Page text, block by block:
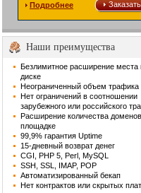
Подробнее Заказать
Наши преимущества
Безлимитное расширение места
диске
Неограниченный объем трафика
Нет ограничений в соотношении
зарубежного или российского
Расширение количества
площадке
99,9% гарантия Uptime
15-дневный возврат денег
CGI, PHP 5, Perl, MySQL
SSH, SSL, IMAP, POP
Автоматизированный бекап
Нет контрактов или скрытых